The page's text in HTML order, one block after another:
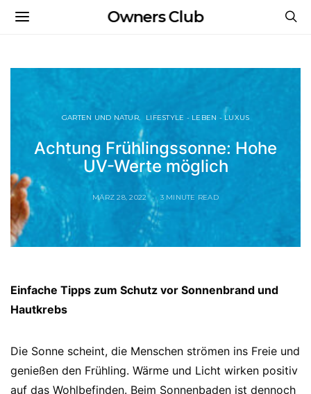
Owners Club
GARTEN UND NATUR LIFESTYLE - LEBEN - LUXUS
Achtung Frühlingssonne: Hohe
UV-Werte möglich
MÄRZ 28, 2022 3 MINUTE READ
Einfache Tipps zum Schutz vor Sonnenbrand und
Hautkrebs
Die Sonne scheint, die Menschen strömen ins Freie und
genießen den Frühling. Wärme und Licht wirken positiv
auf das Wohlbefinden. Beim Sonnenbaden ist dennoch